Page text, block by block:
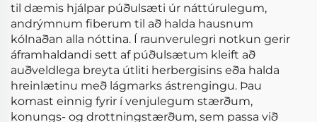
til dæmis hjálpar púðulsæti úr náttúrulegum,
andrýmnum fiberum til að halda hausnum
kólnaðan alla nóttina. Í raunverulegri notkun gerir
áframhaldandi sett af púðulsætum kleift að
auðveldlega breyta útliti herbergisins eða halda
hreinlætinu með lágmarks ástrengingu. Þau
komast einnig fyrir í venjulegum stærðum,
konungs- og drottningstærðum, sem passa við